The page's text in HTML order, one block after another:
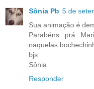
Sônia Pb 5 de
Sua animação é
Parabéns prá
naquelas
bjs
Sônia
Responder